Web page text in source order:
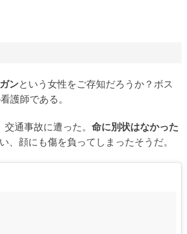
ンという女性をご存知だろうか？ボス
護師である。
通事故に遭った。 命に別状はなかった
、顔にも傷を負ってしまったそうだ。